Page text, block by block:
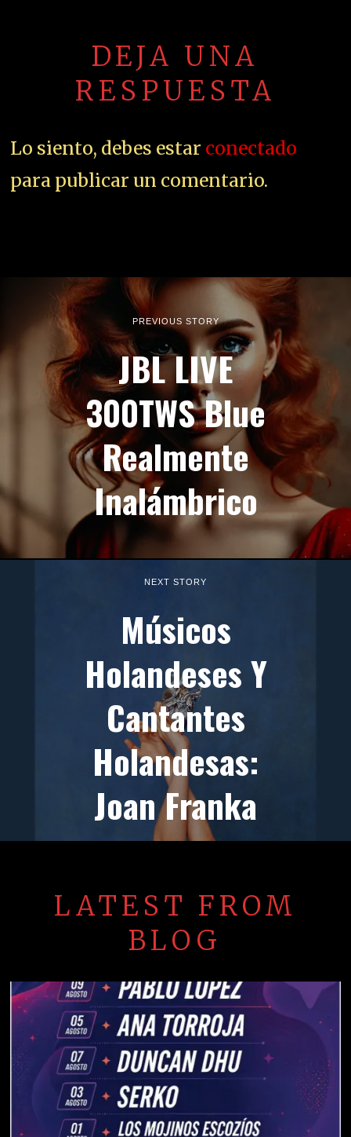
DEJA UNA
RESPUESTA
Lo siento, debes estar conectado
para publicar un comentario.
PREVIOUS STORY
JBL LIVE
300TWS Blue
Realmente
Inalámbrico
NEXT STORY
Músicos
Holandeses Y
Cantantes
Holandesas:
Joan Franka
LATEST FROM
BLOG